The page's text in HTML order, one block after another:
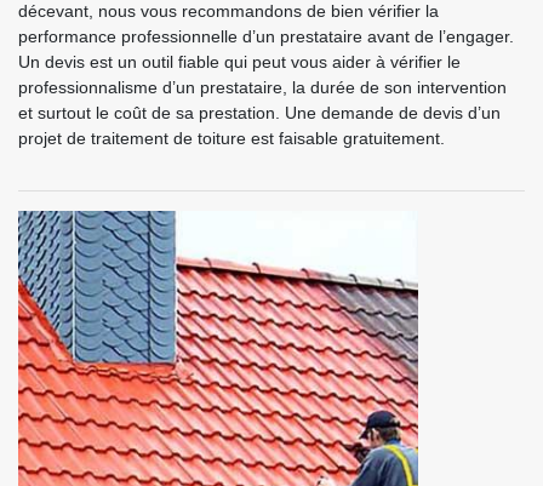
décevant, nous vous recommandons de bien vérifier la
performance professionnelle d’un prestataire avant de l’engager.
Un devis est un outil fiable qui peut vous aider à vérifier le
professionnalisme d’un prestataire, la durée de son intervention
et surtout le coût de sa prestation. Une demande de devis d’un
projet de traitement de toiture est faisable gratuitement.